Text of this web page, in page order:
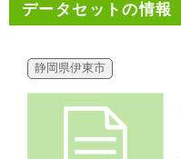
データセットの情報
静岡県伊東市